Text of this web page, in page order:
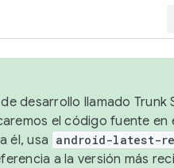
desarrollo llamado Trunk
el código fuente en
él, usa android-latest-
a la versión más